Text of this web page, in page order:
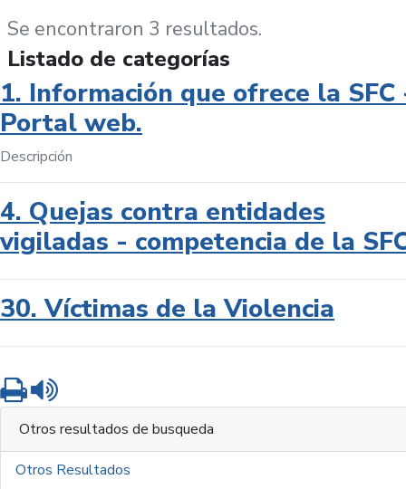
Se encontraron 3 resultados.
Listado de categorías
1. Información que ofrece la SFC
Portal web.
Descripción
4. Quejas contra entidades
vigiladas - competencia de la
30. Víctimas de la Violencia
Imprimir
Otros resultados de busqueda
Otros Resultados